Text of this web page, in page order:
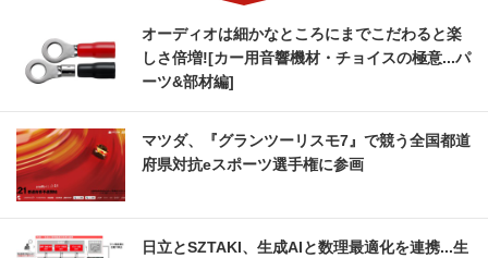
オーディオは細かなところにまでこだわると楽
しさ倍増![カー用音響機材・チョイスの極意...パ
ーツ&部材編]
マツダ、『グランツーリスモ7』で競う全国都道
府県対抗eスポーツ選手権に参画
日立とSZTAKI、生成AIと数理最適化を連携...生